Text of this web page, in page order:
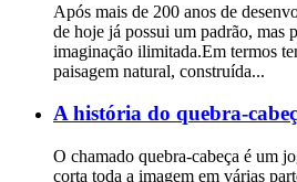
Após mais de 200 anos de
de hoje já possui um padrão, mas
imaginação ilimitada.Em termos
paisagem natural, construída...
A história do quebra-
O chamado quebra-cabeça é um
corta toda a imagem em várias